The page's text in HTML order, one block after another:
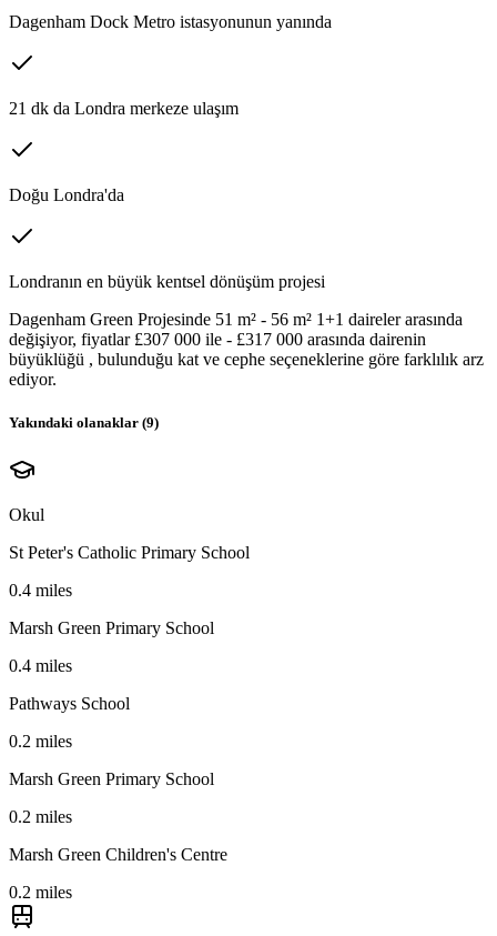
Dagenham Dock Metro istasyonunun yanında
21 dk da Londra merkeze ulaşım
Doğu Londra'da
Londranın en büyük kentsel dönüşüm projesi
Dagenham Green Projesinde 51 m² - 56 m² 1+1 daireler arasında
değişiyor, fiyatlar £307 000 ile - £317 000 arasında dairenin
büyüklüğü , bulunduğu kat ve cephe seçeneklerine göre farklılık arz
ediyor.
Yakındaki olanaklar (9)
Okul
St Peter's Catholic Primary School
0.4 miles
Marsh Green Primary School
0.4 miles
Pathways School
0.2 miles
Marsh Green Primary School
0.2 miles
Marsh Green Children's Centre
0.2 miles